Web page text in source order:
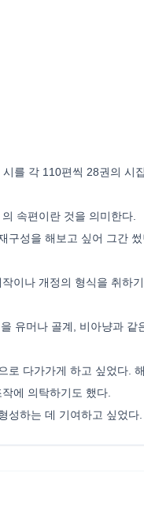
를 각 110편씩 28권의 시
속편이란 것을 의미한다.
성을 해보고 싶어 그간
이나 개정의 형식을 취하
유머나 골계, 비아냥과
다가가게 하고 싶었다.
에 의탁하기도 했다.
성하는 데 기여하고 싶었다.